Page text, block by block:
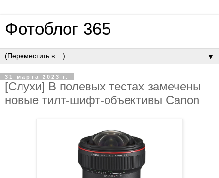
Фотоблог 365
▼
31 марта 2023 г.
[Слухи] В полевых тестах замечены
новые тилт-шифт-объективы Canon